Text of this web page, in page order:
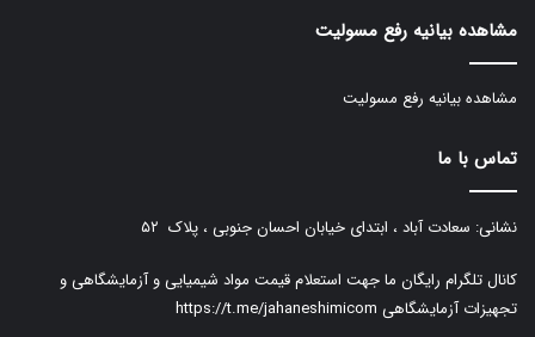
مشاهده بیانیه رفع مسولیت
مشاهده بیانیه رفع مسولیت
تماس با ما
نشانی: سعادت آباد ، ابتدای خیابان احسان جنوبی ، پلاک ۵۲
کانال تلگرام رایگان ما جهت استعلام قیمت مواد شیمیایی و آزمایشگاهی و
تجهیزات آزمایشگاهی https://t.me/jahaneshimicom